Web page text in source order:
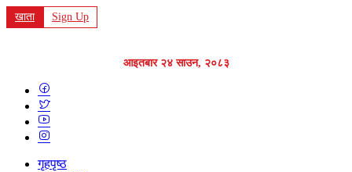
खाता Sign Up
आइतबार २४ साउन, २०८३
गृहपृष्ठ